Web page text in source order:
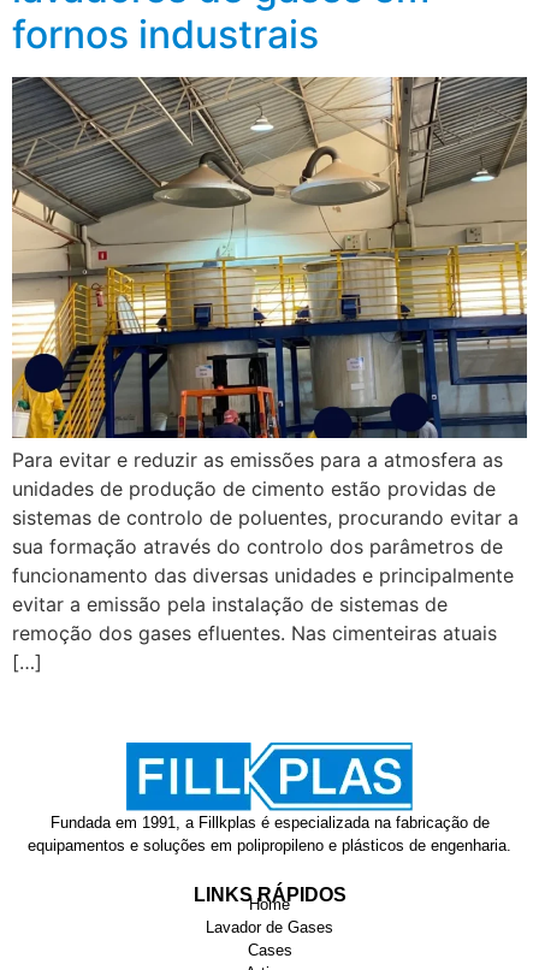
fornos industrais
Para evitar e reduzir as emissões para a atmosfera as
unidades de produção de cimento estão providas de
sistemas de controlo de poluentes, procurando evitar a
sua formação através do controlo dos parâmetros de
funcionamento das diversas unidades e principalmente
evitar a emissão pela instalação de sistemas de
remoção dos gases efluentes. Nas cimenteiras atuais
[…]
Fundada em 1991, a Fillkplas é especializada na fabricação de
equipamentos e soluções em polipropileno e plásticos de engenharia.
LINKS RÁPIDOS
Home
Lavador de Gases
Cases